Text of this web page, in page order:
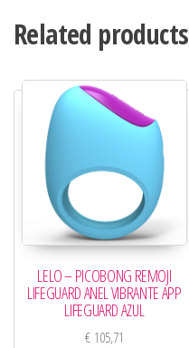
Related products
LELO – PICOBONG REMOJI
LIFEGUARD ANEL VIBRANTE APP
LIFEGUARD AZUL
€105,71